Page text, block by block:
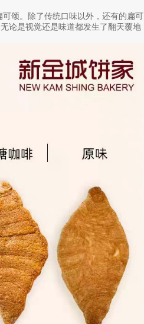
颂。除了传统口味以外，还有的扁可
论是视觉还是味道都发生了翻天覆地